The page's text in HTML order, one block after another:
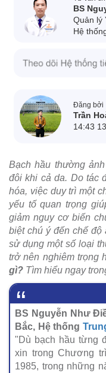
BS
Quản lý
Hệ
Đăng bởi
Trần
14:43
Bạch hầu thường
đôi khi cả da. Do tác
hóa, việc duy trì một
yếu tố quan trọng
giảm nguy cơ biến
biệt chú ý đến chế độ
sử dụng một số loại
trở nên nghiêm trọng
gì? Tìm hiểu ngay
BS Nguyễn Như
Bắc, Hệ thống
"Dù bạch hầu từng
xin trong Chương
1985, trong những